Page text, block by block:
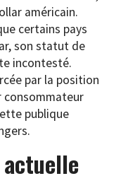
américain.
certains pays
son statut de
incontesté.
par la position
consommateur
publique